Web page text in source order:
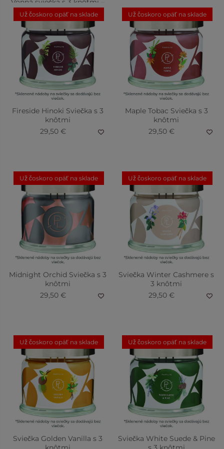
Vonná sviečka s 3 knôtmi –
Pink Grapefruit
28,50 €
Už čoskoro opäť na sklade
Fireside Hinoki Sviečka s 3
knôtmi
29,50 €
Už čoskoro opäť na sklade
Maple Tobac Sviečka s 3
knôtmi
29,50 €
Už čoskoro opäť na sklade
Midnight Orchid Sviečka s 3
knôtmi
29,50 €
Už čoskoro opäť na sklade
Sviečka Winter Cashmere s
3 knôtmi
29,50 €
Už čoskoro opäť na sklade
Sviečka Golden Vanilla s 3
Už čoskoro opäť na sklade
Sviečka White Suede & Pine